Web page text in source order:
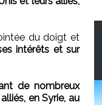
du doigt et
intérêts et sur
de nombreux
en Syrie, au